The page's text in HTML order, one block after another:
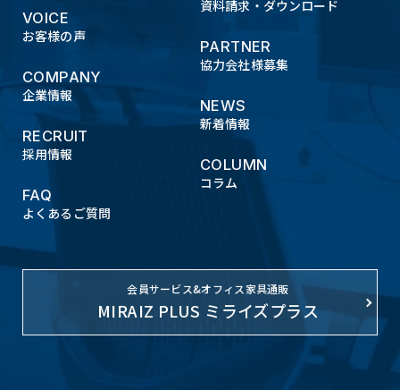
VOICE
お客様の声
COMPANY
企業情報
RECRUIT
採用情報
FAQ
よくあるご質問
資料請求・ダウンロード
PARTNER
協力会社様募集
NEWS
新着情報
COLUMN
コラム
会員サービス&オフィス家具通販
MIRAIZ PLUS ミライズプラス